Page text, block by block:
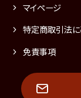
マイページ
特定商取引法
免責事項